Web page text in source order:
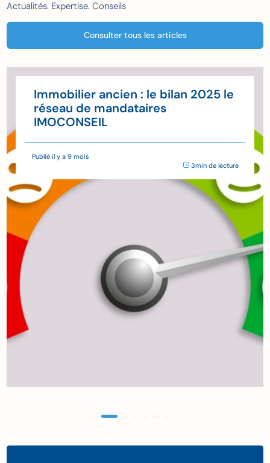
Actualités. Expertise. Conseils
Consulter tous les articles
Immobilier ancien : le bilan 2025 le
réseau de mandataires
IMOCONSEIL
Publié il y a 9 mois
3min de lecture